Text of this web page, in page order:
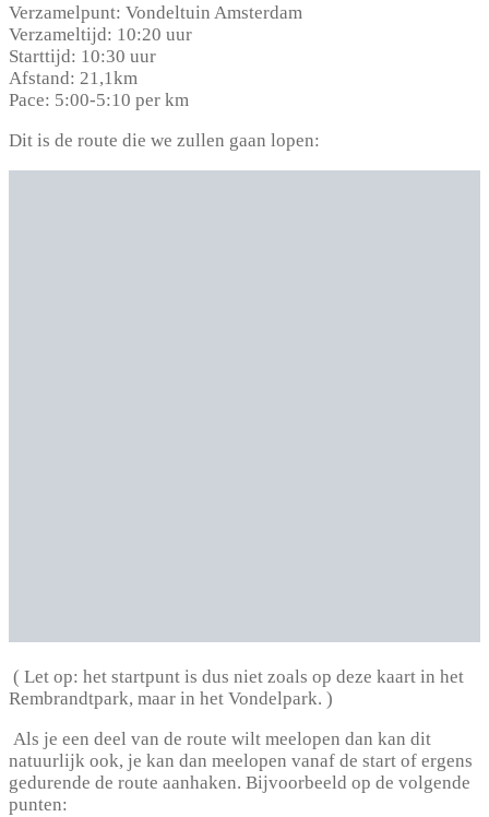
Verzamelpunt: Vondeltuin Amsterdam
Verzameltijd: 10:20 uur
Starttijd: 10:30 uur
Afstand: 21,1km
Pace: 5:00-5:10 per km
Dit is de route die we zullen gaan lopen:
( Let op: het startpunt is dus niet zoals op deze kaart in het
Rembrandtpark, maar in het Vondelpark. )
Als je een deel van de route wilt meelopen dan kan dit
natuurlijk ook, je kan dan meelopen vanaf de start of ergens
gedurende de route aanhaken. Bijvoorbeeld op de volgende
punten: